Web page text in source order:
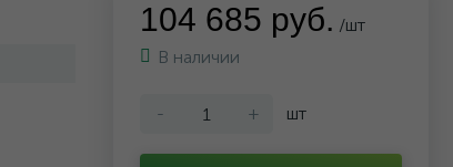
104 685 руб. /шт
В наличии
- + шт